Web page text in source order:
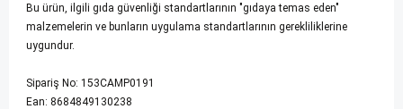
Bu ürün, ilgili gıda güvenliği standartlarının "gıdaya temas eden"
malzemelerin ve bunların uygulama standartlarının gerekliliklerine
uygundur.
Sipariş No: 153CAMP0191
Ean: 8684849130238